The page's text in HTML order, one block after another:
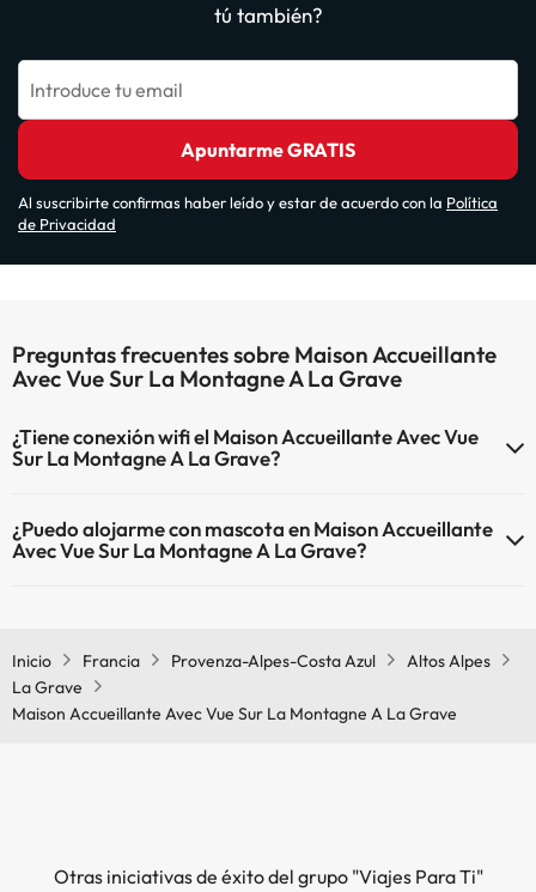
tú también?
Introduce tu email
Apuntarme GRATIS
Al suscribirte confirmas haber leído y estar de acuerdo con la Política
de Privacidad
Preguntas frecuentes sobre Maison Accueillante
Avec Vue Sur La Montagne A La Grave
¿Tiene conexión wifi el Maison Accueillante Avec Vue
Sur La Montagne A La Grave?
dispone de Wi-Fi.
¿Puedo alojarme con mascota en Maison Accueillante
Avec Vue Sur La Montagne A La Grave?
Inicio Francia Provenza-Alpes-Costa Azul
Altos Alpes
La Grave
Maison Accueillante Avec Vue Sur La Montagne A La Grave
Otras iniciativas de éxito del grupo "Viajes Para Ti"